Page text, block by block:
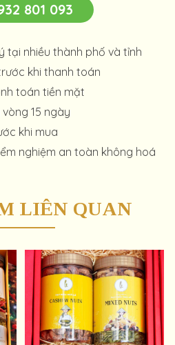
801 093
tại nhiều thành phố và tỉnh
khi thanh toán
toán tiền mặt
15 ngày
khi mua
nghiệm an toàn không hoá
LIÊN QUAN